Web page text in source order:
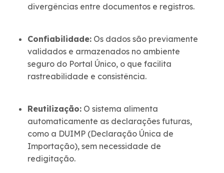
divergências entre documentos e registros.
Confiabilidade: Os dados são previamente
validados e armazenados no ambiente
seguro do Portal Único, o que facilita
rastreabilidade e consistência.
Reutilização: O sistema alimenta
automaticamente as declarações futuras,
como a DUIMP (Declaração Única de
Importação), sem necessidade de
redigitação.